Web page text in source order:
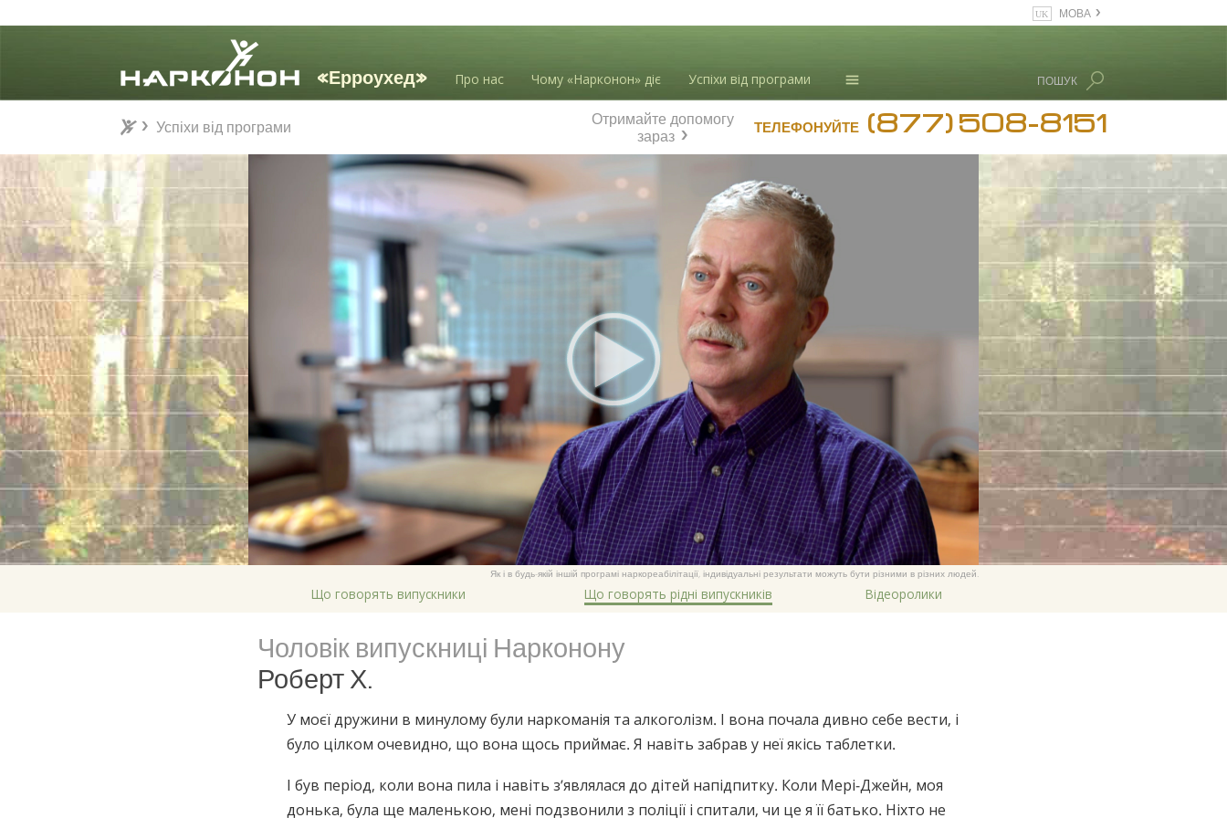
Про нас Чому «Нарконон» діє Успіхи від програми
Л. Рон Хаббард
⨯
ПОШУК
МОВА
Deutsch
Ελληνικά (Greek)
Hebrew
Magyar
日本語 (Japanese)
Nederlands
Norsk
Portuguès
Русский (Russian)
Svenska
繁體中文 (Chinese)
Nepali
Arabic
Ukrainian
Czech
Turkish
ТЕЛЕФОНУЙТЕ (877) 508-8151
Отримайте допомогу
зараз
Успіхи від програми
Як і в будь-якій іншій програмі наркореабілітації, індивідуальні результати можуть бути різними в різних людей.
Що говорять випускники Що говорять рідні випускників Відеоролики
Чоловік випускниці Нарконону
Роберт Х.
У моєї дружини в минулому були наркоманія та алкоголізм. І вона почала дивно себе вести, і
було цілком очевидно, що вона щось приймає. Я навіть забрав у неї якісь таблетки.
І був період, коли вона пила і навіть з’являлася до дітей напідпитку. Коли Мері-Джейн, моя
донька, була ще маленькою, мені подзвонили з поліції і спитали, чи це я її батько. Ніхто не
Успіхи від програми